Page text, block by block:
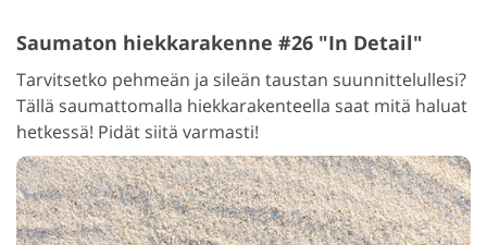
Saumaton hiekkarakenne #26 "In Detail"
Tarvitsetko pehmeän ja sileän taustan suunnittelullesi?
Tällä saumattomalla hiekkarakenteella saat mitä haluat
hetkessä! Pidät siitä varmasti!